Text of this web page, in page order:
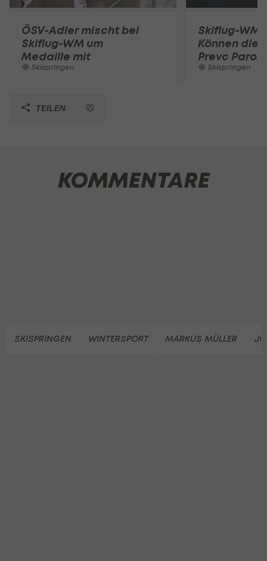
ÖSV-Adler mischt bei
Skiflug-WM um
Medaille mit
Skispringen
Skiflug-WM
Können die
Prevc Paroli
Skispringen
TEILEN
KOMMENTARE
SKISPRINGEN WINTERSPORT MARKUS MÜLLER